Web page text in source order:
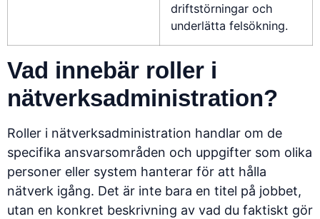
driftstörningar och
underlätta felsökning.
Vad innebär roller i
nätverksadministration?
Roller i nätverksadministration handlar om de
specifika ansvarsområden och uppgifter som olika
personer eller system hanterar för att hålla
nätverk igång. Det är inte bara en titel på jobbet,
utan en konkret beskrivning av vad du faktiskt gör